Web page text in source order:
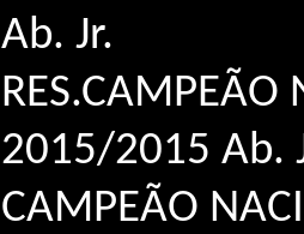
Ab. Jr.
RES.CAMPEÃO
2015/2015 Ab.
CAMPEÃO